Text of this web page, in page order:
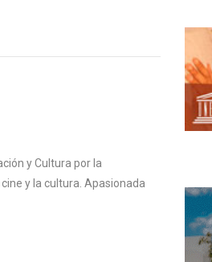
y Cultura por la
y la cultura. Apasionada